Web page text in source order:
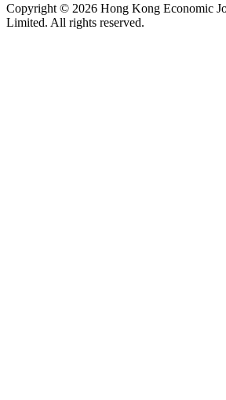
Copyright © 2026 Hong Kong Economic
Limited. All rights reserved.